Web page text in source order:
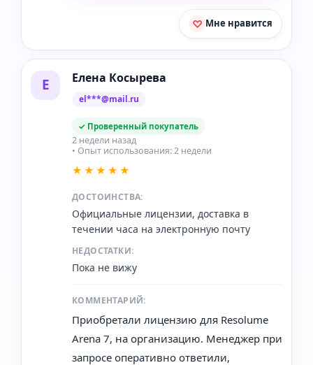
Мне нравится
Е Елена Косырева
el***@mail.ru
✓ Проверенный покупатель
2 недели назад
• Опыт использования: 2 недели
★★★★★
ДОСТОИНСТВА:
Официальные лицензии, доставка в
течении часа на электронную почту
НЕДОСТАТКИ:
Пока не вижу
КОММЕНТАРИЙ:
Приобретали лицензию для Resolume
Arena 7, на организацию. Менеджер при
запросе оперативно ответили,